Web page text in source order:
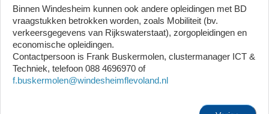
Binnen Windesheim kunnen ook andere opleidingen met BD
vraagstukken betrokken worden, zoals Mobiliteit (bv.
verkeersgegevens van Rijkswaterstaat), zorgopleidingen en
economische opleidingen.
Contactpersoon is Frank Buskermolen, clustermanager ICT &
Techniek, telefoon 088 4696970 of
f.buskermolen@windesheimflevoland.nl